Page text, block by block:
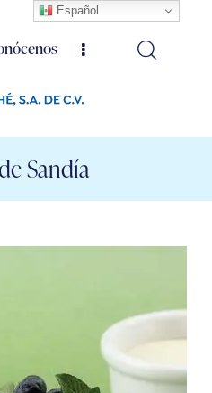
Sandía
Español